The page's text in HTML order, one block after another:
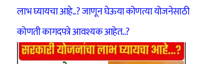
लाभ घ्यायचा आहे..? जाणून घेऊया कोणत्या योजनेसाठी
कोणती कागदपत्रे आवश्यक आहेत..?